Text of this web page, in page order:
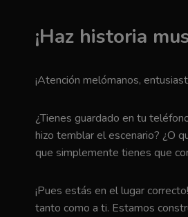
¡Haz historia
¡Atención melómanos,
¿Tienes guardado en tu
hizo temblar el escenario? ¿O
que simplemente tienes que
¡Pues estás en el lugar
tanto como a ti. Estamos